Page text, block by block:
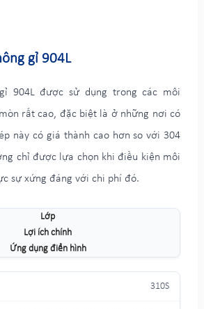
gỉ 904L
904L được sử dụng trong các môi
rất cao, đặc biệt là ở những nơi có
này có giá thành cao hơn so với 304
chỉ được lựa chọn khi điều kiện môi
sự xứng đáng với chi phí đó.
Lớp
Lợi ích chính
Ứng dụng điển hình
310S